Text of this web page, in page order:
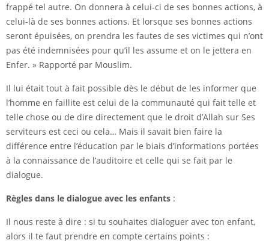
frappé tel autre. On donnera à celui-ci de ses bonnes actions, à
celui-là de ses bonnes actions. Et lorsque ses bonnes actions
seront épuisées, on prendra les fautes de ses victimes qui n’ont
pas été indemnisées pour qu’il les assume et on le jettera en
Enfer. » Rapporté par Mouslim.
Il lui était tout à fait possible dès le début de les informer que
l’homme en faillite est celui de la communauté qui fait telle et
telle chose ou de dire directement que le droit d’Allah sur Ses
serviteurs est ceci ou cela… Mais il savait bien faire la
différence entre l’éducation par le biais d’informations portées
à la connaissance de l’auditoire et celle qui se fait par le
dialogue.
Règles dans le dialogue avec les enfants :
Il nous reste à dire : si tu souhaites dialoguer avec ton enfant,
alors il te faut prendre en compte certains points :